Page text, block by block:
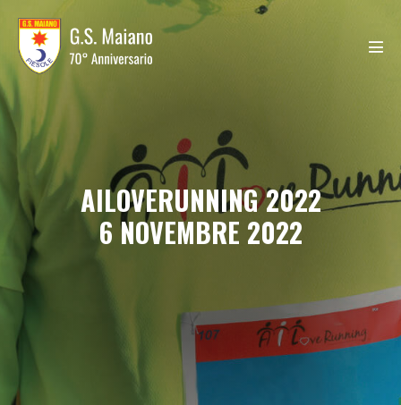
contenuto
AILOVERUNNING 2022
6 NOVEMBRE 2022